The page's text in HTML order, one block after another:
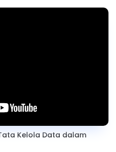
Kelola Data dalam